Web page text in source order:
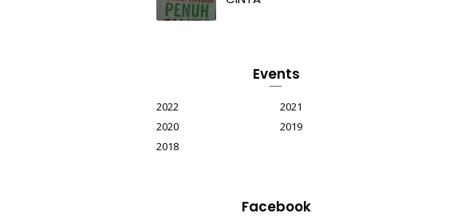
Events
2022
2021
2020
2019
2018
Facebook